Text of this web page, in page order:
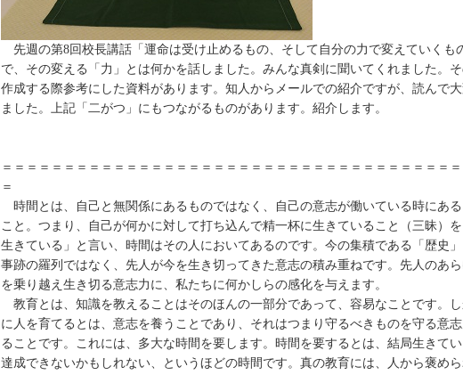
先週の第8回校長講話「運命は受け止めるもの、そして自分の力で変えていくも
で、その変える「力」とは何かを話しました。みんな真剣に聞いてくれました。
作成する際参考にした資料があります。知人からメールでの紹介ですが、読んで
ました。上記「二がつ」にもつながるものがあります。紹介します。
＝＝＝＝＝＝＝＝＝＝＝＝＝＝＝＝＝＝＝＝＝＝＝＝＝＝＝＝＝＝＝＝＝＝＝＝＝
＝
時間とは、自己と無関係にあるものではなく、自己の意志が働いている時にある
こと。つまり、自己が何かに対して打ち込んで精一杯に生きていること（三昧）
生きている」と言い、時間はその人においてあるのです。今の集積である「歴史
事跡の羅列ではなく、先人が今を生き切ってきた意志の積み重ねです。先人のあ
を乗り越え生き切る意志力に、私たちに何かしらの感化を与えます。
教育とは、知識を教えることはそのほんの一部分であって、容易なことです。
に人を育てるとは、意志を養うことであり、それはつまり守るべきものを守る意
ることです。これには、多大な時間を要します。時間を要するとは、結局生きて
達成できないかもしれない、というほどの時間です。真の教育には、人から褒め